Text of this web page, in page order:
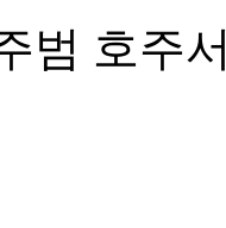
범 호주